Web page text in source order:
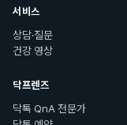
서비스
상담·질문
건강 영상
닥프렌즈
닥톡 QnA 전문가